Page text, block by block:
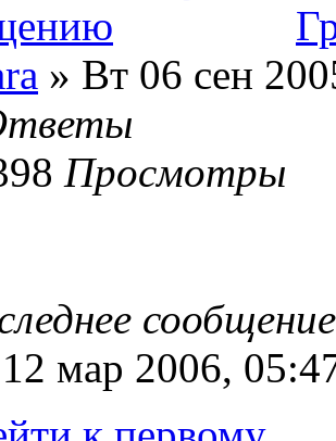
» Вт 06 сен
Просмотры
мар 2006,